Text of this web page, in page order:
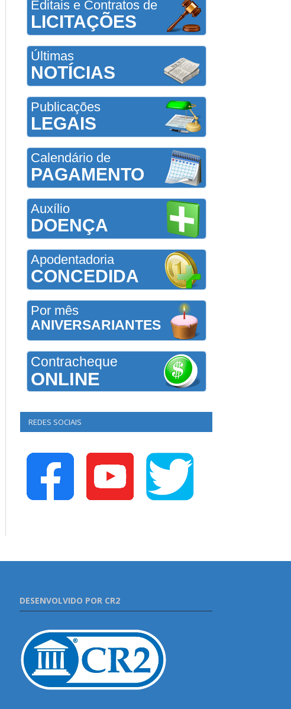
Editais e Contratos de
LICITAÇÕES
Últimas
NOTÍCIAS
Publicações
LEGAIS
Calendário de
PAGAMENTO
Auxílio
DOENÇA
Apodentadoria
CONCEDIDA
Por mês
ANIVERSARIANTES
Contracheque
ONLINE
REDES SOCIAIS
DESENVOLVIDO POR CR2